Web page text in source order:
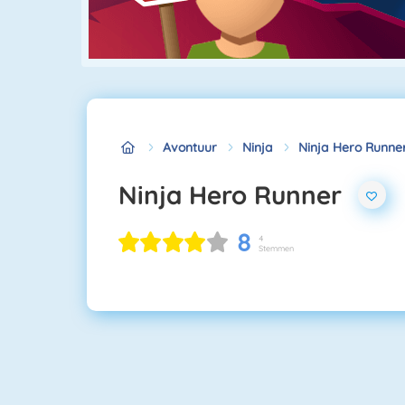
Avontuur Ninja Ninja Hero
Ninja Hero Runner
8
4
Stemmen